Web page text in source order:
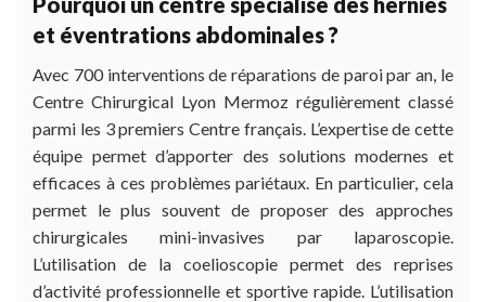
et éventrations abdominales ?
Avec 700 interventions de réparations de paroi par an, le
Centre Chirurgical Lyon Mermoz régulièrement classé
parmi les 3 premiers Centre français. L’expertise de cette
équipe permet d’apporter des solutions modernes et
efficaces à ces problèmes pariétaux. En particulier, cela
permet le plus souvent de proposer des approches
chirurgicales mini-invasives par laparoscopie.
L’utilisation de la coelioscopie permet des reprises
d’activité professionnelle et sportive rapide. L’utilisation